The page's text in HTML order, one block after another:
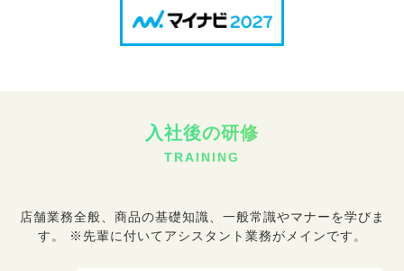
入社後の研修
TRAINING
店舗業務全般、商品の基礎知識、一般常識やマナーを学びま
す。 ※先輩に付いてアシスタント業務がメインです。